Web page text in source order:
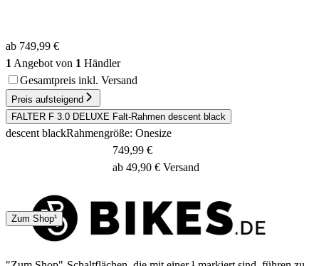
ab 749,99 €
1 Angebot von 1 Händler
Gesamtpreis inkl. Versand
Preis aufsteigend
FALTER F 3.0 DELUXE Falt-Rahmen descent black
descent blackRahmengröße: Onesize
4 - 7 Tage
749,99 €
ab 49,90 € Versand
Zum Shop¹